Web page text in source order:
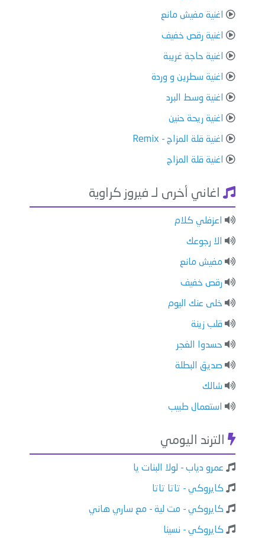
اغنية مفيش مانع
اغنية رقص خفيف
اغنية حاجة غريبة
اغنية سطرين و وردة
اغنية وسط البرد
اغنية ريحة حنين
اغنية قلة المزاج - Remix
اغنية قلة المزاج
اغاني أخرى لـ فيروز كراوية
اعزفلي كلام
الا رجوعك
مفيش مانع
رقص خفيف
خلى عنك اليوم
قلب زينة
حسدوا الغجر
صديق البطلة
شالك
استعمال طبيب
الترند اليومي
عمرو دياب - لولا البنات يا
كايروكي - تاتا تاتا
كايروكي - مت لية - مع ساري هاني
كايروكي - نسينا